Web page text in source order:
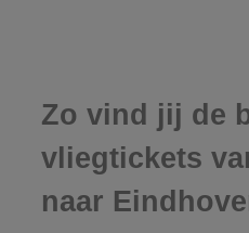
Zo vind jij de
vliegtickets
naar